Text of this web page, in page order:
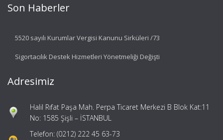
Son Haberler
5520 sayılı Kurumlar Vergisi Kanunu Sirküleri /73
Sigortacılık Destek Hizmetleri Yönetmeliği Değişti
Adresimiz
Halil Rıfat Paşa Mah. Perpa Ticaret Merkezi B Blok Kat:11
No: 1585 Şişli – İSTANBUL
Telefon: (0212) 222 45 63-73